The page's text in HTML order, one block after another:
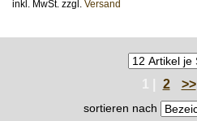
inkl. MwSt. zzgl. Versand
2 >>
sortieren nach